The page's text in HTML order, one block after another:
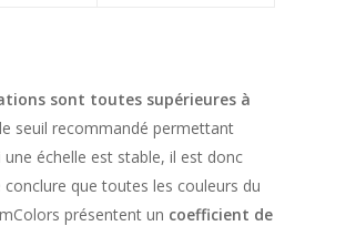
sont toutes supérieures à
seuil recommandé permettant
une échelle est stable, il est donc
conclure que toutes les couleurs du
présentent un coefficient de